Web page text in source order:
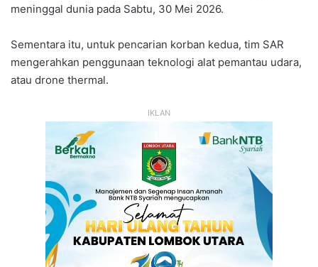
meninggal dunia pada Sabtu, 30 Mei 2026.
Sementara itu, untuk pencarian korban kedua, tim SAR
mengerahkan penggunaan teknologi alat pemantau udara,
atau drone thermal.
IKLAN